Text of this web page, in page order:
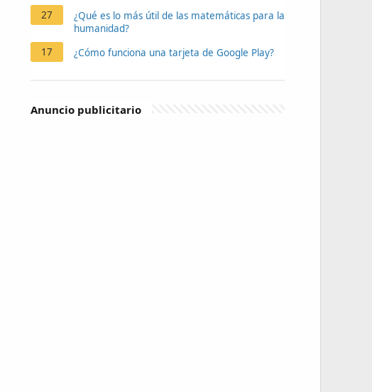
27
¿Qué es lo más útil de las matemáticas para la
humanidad?
17
¿Cómo funciona una tarjeta de Google Play?
Anuncio publicitario